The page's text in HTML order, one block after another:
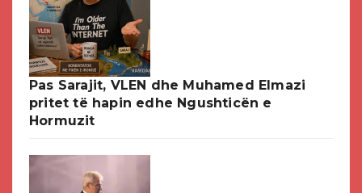
Pas Sarajit, VLEN dhe Muhamed Elmazi
pritet të hapin edhe Ngushticën e
Hormuzit